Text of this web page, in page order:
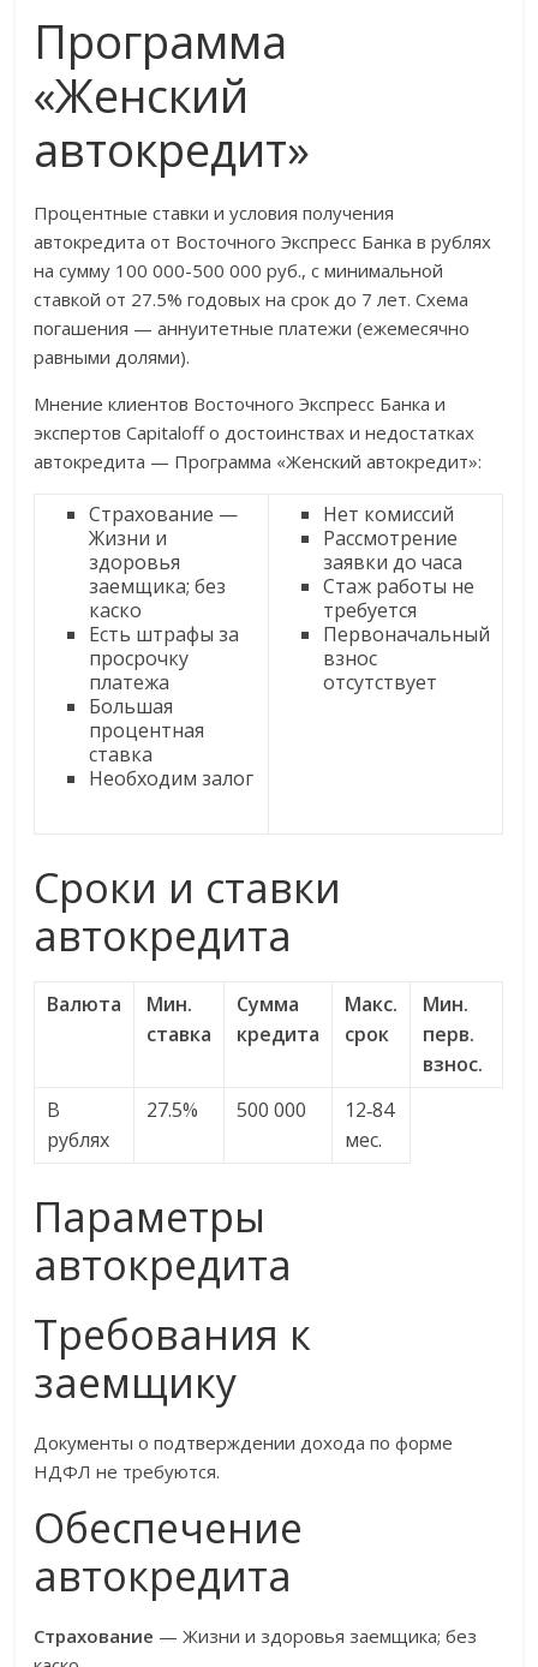
Программа
«Женский
автокредит»
Процентные ставки и условия получения
автокредита от Восточного Экспресс Банка в рублях
на сумму 100 000-500 000 руб., с минимальной
ставкой от 27.5% годовых на срок до 7 лет. Схема
погашения — аннуитетные платежи (ежемесячно
равными долями).
Мнение клиентов Восточного Экспресс Банка и
экспертов Capitaloff о достоинствах и недостатках
автокредита — Программа «Женский автокредит»:
Страхование —
Жизни и
здоровья
заемщика; без
каско
Есть штрафы за
просрочку
платежа
Большая
процентная
ставка
Необходим залог
Нет комиссий
Рассмотрение
заявки до часа
Стаж работы не
требуется
Первоначальный
взнос
отсутствует
Сроки и ставки
автокредита
Валюта
Мин.
ставка
Сумма
кредита
Макс.
срок
Мин.
перв.
взнос.
В
рублях
27.5% 500 000
12‑84
мес.
Параметры
автокредита
Требования к
заемщику
Документы о подтверждении дохода по форме
НДФЛ не требуются.
Обеспечение
автокредита
Страхование — Жизни и здоровья заемщика; без